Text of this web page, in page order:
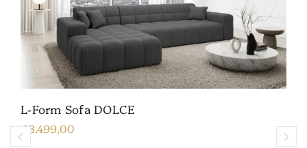
L-Form Sofa DOLCE
€3.499,00